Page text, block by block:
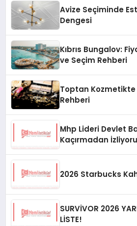
Avize Seçiminde
Dengesi
Kıbrıs Bungalov:
ve Seçim Rehberi
Toptan Kozmetikte
Rehberi
Mhp Lideri Devlet
Kaçırmadan
2026 Starbucks
SURVİVOR 2026
LİSTE!